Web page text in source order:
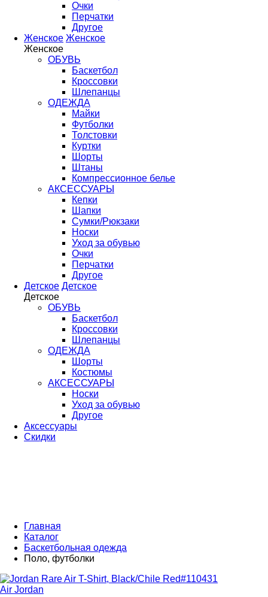
Очки
Перчатки
Другое
Женское Женское
Женское
ОБУВЬ
Баскетбол
Кроссовки
Шлепанцы
ОДЕЖДА
Майки
Футболки
Толстовки
Куртки
Шорты
Штаны
Компрессионное белье
АКСЕССУАРЫ
Кепки
Шапки
Сумки/Рюкзаки
Носки
Уход за обувью
Очки
Перчатки
Другое
Детское Детское
Детское
ОБУВЬ
Баскетбол
Кроссовки
Шлепанцы
ОДЕЖДА
Шорты
Костюмы
АКСЕССУАРЫ
Носки
Уход за обувью
Другое
Аксессуары
Скидки
Главная
Каталог
Баскетбольная одежда
Поло, футболки
Air Jordan